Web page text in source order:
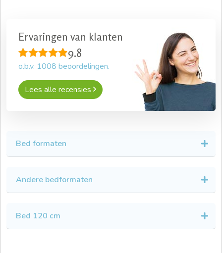
Ervaringen van klanten
9.8
o.b.v. 1008 beoordelingen.
Lees alle recensies
Bed formaten
Andere bedformaten
Bed 120 cm